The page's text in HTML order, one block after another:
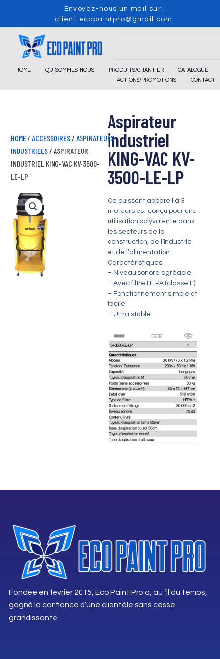
content
Envoyez-nous un mail sur:
client.ecopaintpro@gmail.com
HOME QUI SOMMES-NOUS PRODUITS/CHANTIER
CATALOGUE
ACTIONS/PROMOTIONS
CONTACT
Aspirateur
industriel
KING-VAC KV-
3500-LE-LP
Ce puissant appareil à 3
moteurs est conçu pour une
utilisation polyvalente dans
les secteurs de la
construction, de l’industrie
et de l’alimentation.
Caractéristiques:
– Niveau sonore agréable
– Avec filtre HEPA (classe H)
– Fonctionnement simple et
facile
– Ultra stable
HOME / ACCESSOIRES / ASPIRATEURS
INDUSTRIELS / ASPIRATEUR
INDUSTRIEL KING-VAC KV-3500-
LE-LP
Fondée en février 2015, Eco Paint Pro a, au fil du temps,
gagné la confiance d’une clientèle sans cesse
grandissante.